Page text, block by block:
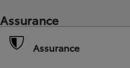
Assurance
Assurance